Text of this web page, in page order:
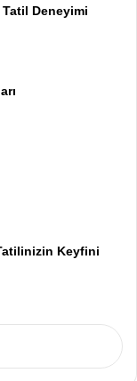
Deneyimi
Keyfini